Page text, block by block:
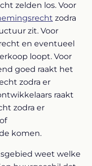
zelden los. Voor
zodra
zit. Voor
en eventueel
loopt. Voor
goed raakt het
zodra er
raakt
zodra er
komen.
weet welke